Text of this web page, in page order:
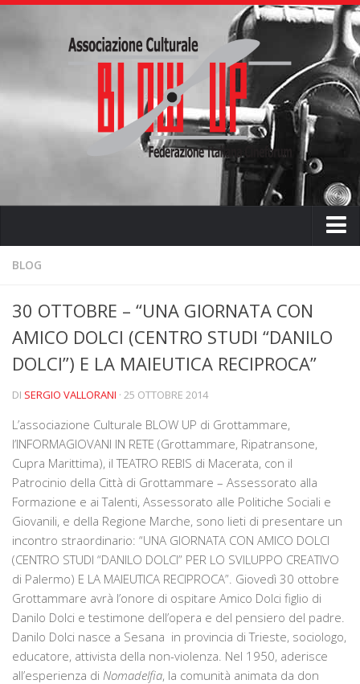
Home
L’ associazione
L’attività didattica
La storia
Eventi
Rassegne
In futuro …
Video
Collabora con noi
Contatti
Crowdfunding Dona Vedi Dici
BLOG
30 OTTOBRE – “UNA GIORNATA CON
AMICO DOLCI (CENTRO STUDI “DANILO
DOLCI”) E LA MAIEUTICA RECIPROCA”
DI SERGIO VALLORANI · 25 OTTOBRE 2014
L’associazione Culturale BLOW UP di Grottammare,
l’INFORMAGIOVANI IN RETE (Grottammare, Ripatransone,
Cupra Marittima), il TEATRO REBIS di Macerata, con il
Patrocinio della Città di Grottammare – Assessorato alla
Formazione e ai Talenti, Assessorato alle Politiche Sociali e
Giovanili, e della Regione Marche, sono lieti di presentare un
incontro straordinario: “UNA GIORNATA CON AMICO DOLCI
(CENTRO STUDI “DANILO DOLCI” PER LO SVILUPPO CREATIVO
di Palermo) E LA MAIEUTICA RECIPROCA”. Giovedì 30 ottobre
Grottammare avrà l’onore di ospitare Amico Dolci figlio di
Danilo Dolci e testimone dell’opera e del pensiero del padre.
Danilo Dolci nasce a Sesana in provincia di Trieste, sociologo,
educatore, attivista della non-violenza. Nel 1950, aderisce
all’esperienza di Nomadelfia, la comunità animata da don